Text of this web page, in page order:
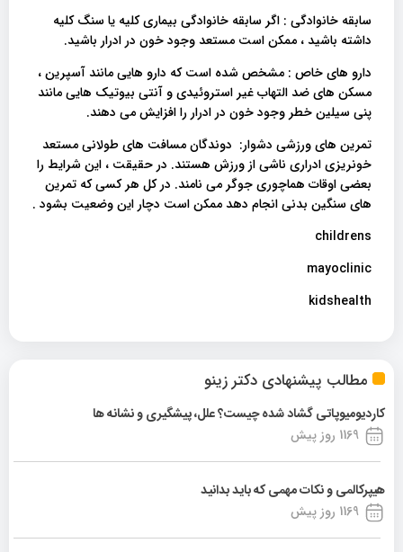
مطالب پیشنهادی دکتر زینو
کاردیومیوپاتی گشاد شده چیست؟ علل، پیشگیری و نشانه ها
1169 روز پیش
هیپرکالمی و نکات مهمی که باید بدانید
1169 روز پیش
سابقه خانوادگی : اگر سابقه خانوادگی بیماری کلیه یا سنگ کلیه
داشته باشید ، ممکن است مستعد وجود خون در ادرار باشید.
دارو های خاص : مشخص شده است که دارو هایی مانند آسپرین ،
مسکن های ضد التهاب غیر استروئیدی و آنتی بیوتیک هایی مانند
پنی سیلین خطر وجود خون در ادرار را افزایش می دهند.
تمرین های ورزشی دشوار: دوندگان مسافت های طولانی مستعد
خونریزی ادراری ناشی از ورزش هستند. در حقیقت ، این شرایط را
بعضی اوقات هماچوری جوگر می نامند. در کل هر کسی که تمرین
های سنگین بدنی انجام دهد ممکن است دچار این وضعیت بشود .
childrens
mayoclinic
kidshealth